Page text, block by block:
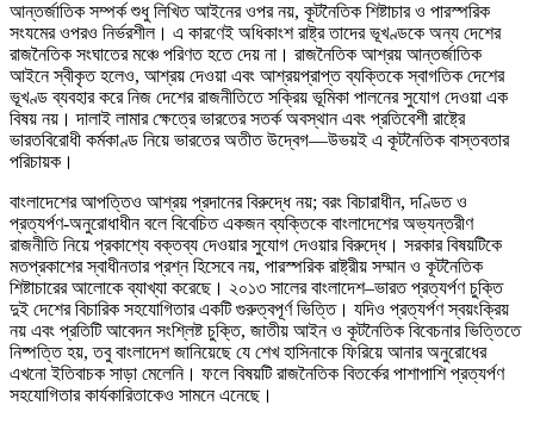
আন্তর্জাতিক সম্পর্ক শুধু লিখিত আইনের ওপর নয়, কূটনৈতিক শিষ্টাচার ও পারস্পরিক
সংযমের ওপরও নির্ভরশীল। এ কারণেই অধিকাংশ রাষ্ট্র তাদের ভূখণ্ডকে অন্য দেশের
রাজনৈতিক সংঘাতের মঞ্চে পরিণত হতে দেয় না। রাজনৈতিক আশ্রয় আন্তর্জাতিক
আইনে স্বীকৃত হলেও, আশ্রয় দেওয়া এবং আশ্রয়প্রাপ্ত ব্যক্তিকে স্বাগতিক দেশের
ভূখণ্ড ব্যবহার করে নিজ দেশের রাজনীতিতে সক্রিয় ভূমিকা পালনের সুযোগ দেওয়া এক
বিষয় নয়। দালাই লামার ক্ষেত্রে ভারতের সতর্ক অবস্থান এবং প্রতিবেশী রাষ্ট্রে
ভারতবিরোধী কর্মকাণ্ড নিয়ে ভারতের অতীত উদ্বেগ—উভয়ই এ কূটনৈতিক বাস্তবতার
পরিচায়ক।
বাংলাদেশের আপত্তিও আশ্রয় প্রদানের বিরুদ্ধে নয়; বরং বিচারাধীন, দণ্ডিত ও
প্রত্যর্পণ-অনুরোধাধীন বলে বিবেচিত একজন ব্যক্তিকে বাংলাদেশের অভ্যন্তরীণ
রাজনীতি নিয়ে প্রকাশ্যে বক্তব্য দেওয়ার সুযোগ দেওয়ার বিরুদ্ধে। সরকার বিষয়টিকে
মতপ্রকাশের স্বাধীনতার প্রশ্ন হিসেবে নয়, পারস্পরিক রাষ্ট্রীয় সম্মান ও কূটনৈতিক
শিষ্টাচারের আলোকে ব্যাখ্যা করেছে। ২০১৩ সালের বাংলাদেশ–ভারত প্রত্যর্পণ চুক্তি
দুই দেশের বিচারিক সহযোগিতার একটি গুরুত্বপূর্ণ ভিত্তি। যদিও প্রত্যর্পণ স্বয়ংক্রিয়
নয় এবং প্রতিটি আবেদন সংশ্লিষ্ট চুক্তি, জাতীয় আইন ও কূটনৈতিক বিবেচনার ভিত্তিতে
নিষ্পত্তি হয়, তবু বাংলাদেশ জানিয়েছে যে শেখ হাসিনাকে ফিরিয়ে আনার অনুরোধের
এখনো ইতিবাচক সাড়া মেলেনি। ফলে বিষয়টি রাজনৈতিক বিতর্কের পাশাপাশি প্রত্যর্পণ
সহযোগিতার কার্যকারিতাকেও সামনে এনেছে।